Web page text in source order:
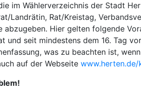
im Wählerverzeichnis der Stadt
Landrätin, Rat/Kreistag,
Hier gelten folgende
und seit mindestens dem 16. Tag
was zu beachten ist,
auf der Webseite